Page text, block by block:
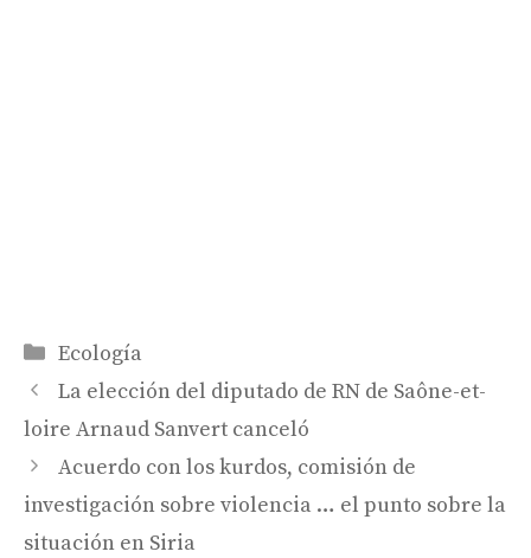
Categorías
Ecología
La elección del diputado de RN de Saône-et-
loire Arnaud Sanvert canceló
Acuerdo con los kurdos, comisión de
investigación sobre violencia … el punto sobre la
situación en Siria